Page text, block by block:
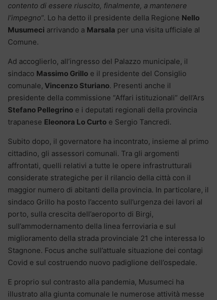
contento di essere riuscito, finalmente, a mantenere
l’impegno“. Lo ha detto il presidente della Regione Nello
Musumeci arrivando a Marsala per una visita ufficiale al
Comune.
Ad accoglierlo, all’ingresso del Palazzo municipale, il
sindaco Massimo Grillo e il presidente del Consiglio
comunale, Vincenzo Sturiano. Presenti anche il
presidente della commissione “Affari istituzionali” dell’Ars
Stefano Pellegrino e i deputati regionali della provincia
trapanese Eleonora Lo Curto e Sergio Tancredi.
Subito dopo, il governatore ha incontrato, insieme al primo
cittadino, gli assessori comunali. Tra gli argomenti
affrontati, quelli relativi a tutte le opere infrastrutturali
considerate strategiche per il rilancio della città con il
maggior numero di abitanti della provincia. In particolare, il
sindaco Grillo ha posto l’accento sull’urgenza dei lavori al
porto, sulla crescita dell’aeroporto di Birgi,
sull’ammodernamento della linea ferroviaria e sul
miglioramento della strada provinciale 21 che interessa lo
Stagnone. Focus anche sull’attuale situazione dei contagi
Covid e sul costruendo nuovo padiglione dell’ospedale.
E proprio sul contrasto alla pandemia, Musumeci ha
illustrato alla giunta comunale le numerose attività messe